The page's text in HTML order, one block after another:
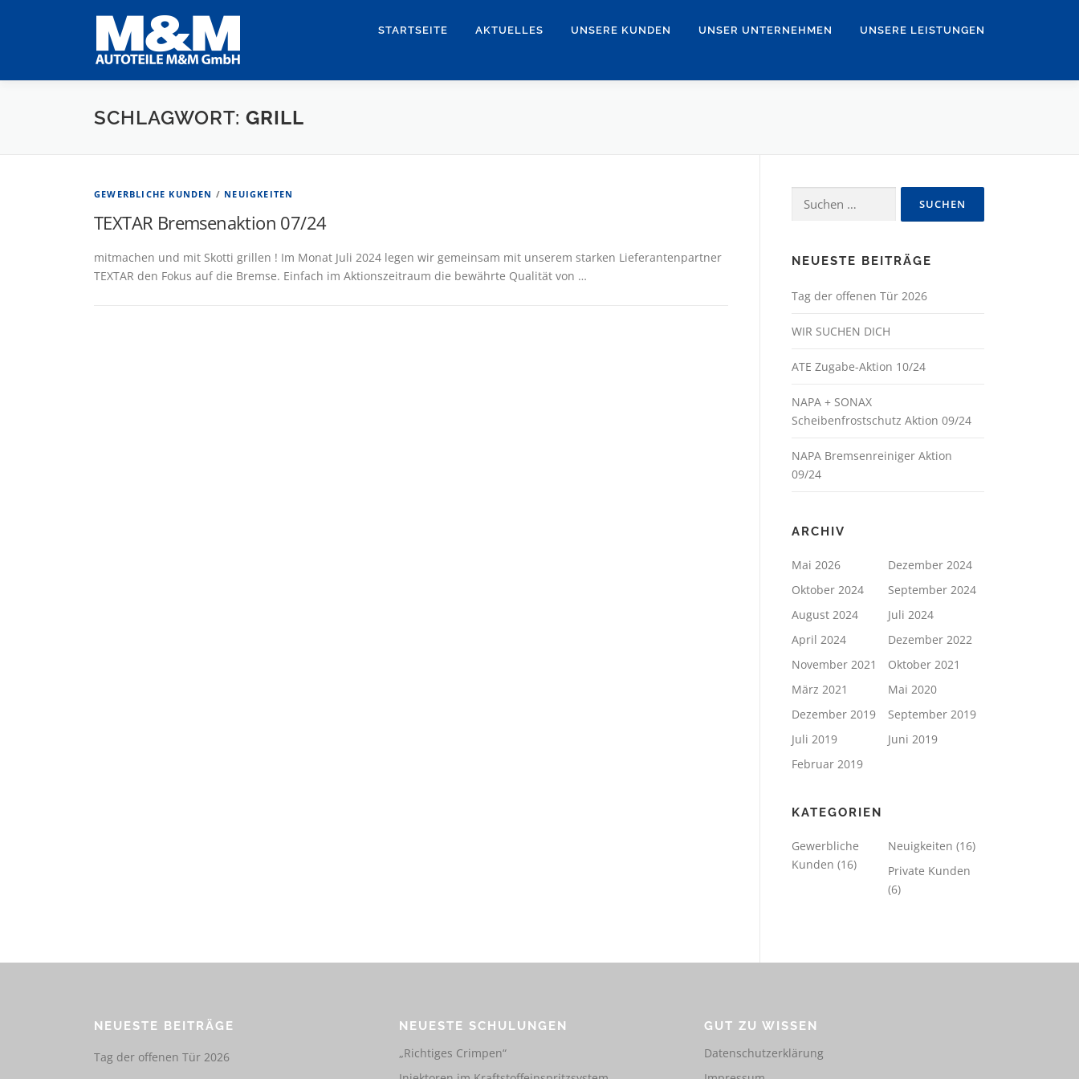
STARTSEITE AKTUELLES UNSERE KUNDEN UNSER UNTERNEHMEN UNSERE LEISTUNGEN
SCHLAGWORT: GRILL
GEWERBLICHE KUNDEN / NEUIGKEITEN
TEXTAR Bremsenaktion 07/24
mitmachen und mit Skotti grillen ! Im Monat Juli 2024 legen wir gemeinsam mit unserem starken Lieferantenpartner
TEXTAR den Fokus auf die Bremse. Einfach im Aktionszeitraum die bewährte Qualität von …
Suchen
nach:
NEUESTE BEITRÄGE
Tag der offenen Tür 2026
WIR SUCHEN DICH
ATE Zugabe-Aktion 10/24
NAPA + SONAX
Scheibenfrostschutz Aktion 09/24
NAPA Bremsenreiniger Aktion
09/24
ARCHIV
Mai 2026
Dezember 2024
Oktober 2024
September 2024
August 2024
Juli 2024
April 2024
Dezember 2022
November 2021
Oktober 2021
März 2021
Mai 2020
Dezember 2019
September 2019
Juli 2019
Juni 2019
Februar 2019
KATEGORIEN
Gewerbliche
Kunden (16)
Neuigkeiten (16)
Private Kunden
(6)
NEUESTE BEITRÄGE
Tag der offenen Tür 2026
NEUESTE SCHULUNGEN
„Richtiges Crimpen“
GUT ZU WISSEN
Datenschutzerklärung